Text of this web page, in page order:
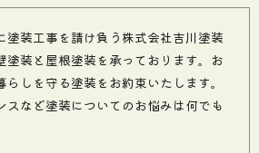
塗装工事を請け負う株式会社吉川塗装
塗装と屋根塗装を承っております。お
しを守る塗装をお約束いたします。
スなど塗装についてのお悩みは何でも